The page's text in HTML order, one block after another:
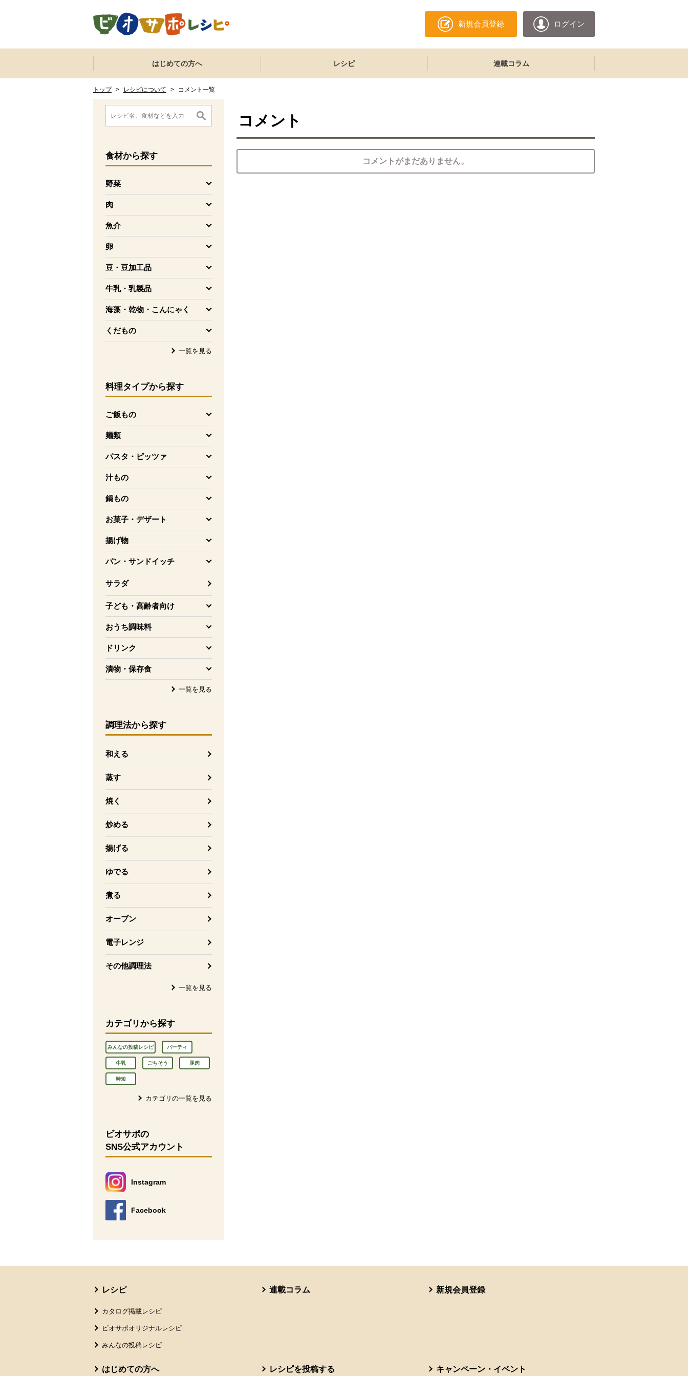
新規会員登録 ログイン
ここからサイト内共通メニューです。
サイト内共通メニューをスキップする
はじめての方へ レシピ 連載コラム
トップ > レシピについて > コメント一覧
ここから消費材検索メニューです。
食材から探す
野菜
を開く
肉
を開く
魚介
を開く
卵
を開く
豆・豆加工品
を開く
牛乳・乳製品
を開く
海藻・乾物・こんにゃく
を開く
くだもの
を開く
一覧を見る
料理タイプから探す
ご飯もの
を開く
麺類
を開く
パスタ・ピッツァ
を開く
汁もの
を開く
鍋もの
を開く
お菓子・デザート
を開く
揚げ物
を開く
パン・サンドイッチ
を開く
サラダ
子ども・高齢者向け
を開く
おうち調味料
を開く
ドリンク
を開く
漬物・保存食
を開く
一覧を見る
調理法から探す
和える
蒸す
焼く
炒める
揚げる
ゆでる
煮る
オーブン
電子レンジ
その他調理法
一覧を見る
カテゴリから探す
みんなの投稿レシピ パーティ
牛乳 ごちそう 豚肉
時短
カテゴリの一覧を見る
消費材検索メニューここまで。
ここから本文です。
ビオサポの
SNS公式アカウント
Instagram
別のウィンドウで開きます。
Facebook
別のウィンドウで開きます。
コメント
コメントがまだありません。
レシピ
カタログ掲載レシピ
ビオサポオリジナルレシピ
みんなの投稿レシピ
連載コラム 新規会員登録
はじめての方へ レシピを投稿する キャンペーン・イベント